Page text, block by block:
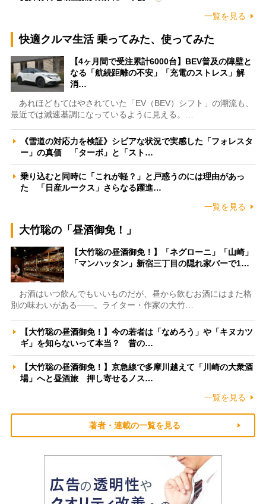
一覧を見る
快適クルマ生活 乗ってみた、使ってみた
【4ヶ月間で受注累計6000台】BEV普及の障壁と
なる「航続距離の不安」「充電のストレス」解
消…
あれほどもてはやされていた「EV（BEV）シフト」の潮流も、
最近では減速基調になっているように見える。…
《雪道の対応力を検証》シビアな状況で実感した「フォレスタ
ー」の真価 「ターボ」と「スト…
乗り込むと同時に「これが軽？」と戸惑うのには理由があっ
た 「日産ルークス」さらなる躍進…
一覧を見る
大竹聡の「昼酒御免！」
【大竹聡の昼酒御免！】「ネグローニ」「山崎」
「マンハッタン」新宿三丁目の隠れ家バーで1…
お酒はいつ飲んでもいいものだが、昼から飲むお酒にはまた格
別の味わいがある――。ライター・作家の大竹…
【大竹聡の昼酒御免！】今の若者は「なめろう」や「キヌカツ
ギ」を知らないって本当？ 昔の…
【大竹聡の昼酒御免！】京急線で多摩川越えて「川崎の大衆酒
場」へと昼酒旅 押し寄せるノス…
一覧を見る
著者・連載の一覧を見る